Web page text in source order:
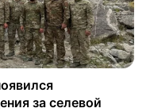
за селевой